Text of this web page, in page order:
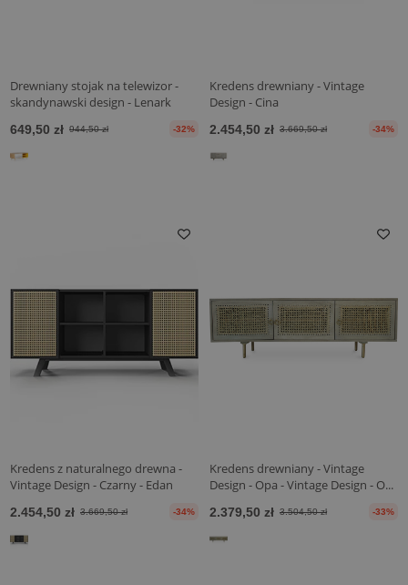
Drewniany stojak na telewizor -
skandynawski design - Lenark
649,50 zł 944,50 zł -32%
Kredens drewniany - Vintage
Design - Cina
2.454,50 zł 3.669,50 zł -34%
Kredens z naturalnego drewna -
Vintage Design - Czarny - Edan
2.454,50 zł 3.669,50 zł -34%
Kredens drewniany - Vintage
Design - Opa - Vintage Design - O...
2.379,50 zł 3.504,50 zł -33%